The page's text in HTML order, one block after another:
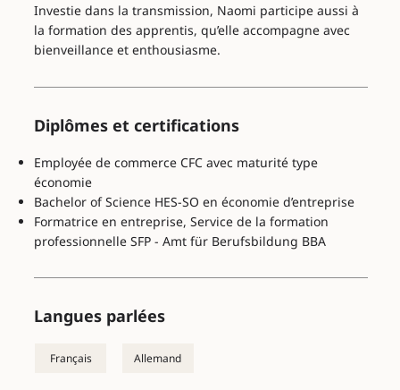
Investie dans la transmission, Naomi participe aussi à
la formation des apprentis, qu’elle accompagne avec
bienveillance et enthousiasme.
Diplômes et certifications
Employée de commerce CFC avec maturité type
économie
Bachelor of Science HES-SO en économie d’entreprise
Formatrice en entreprise, Service de la formation
professionnelle SFP - Amt für Berufsbildung BBA
Langues parlées
Français Allemand